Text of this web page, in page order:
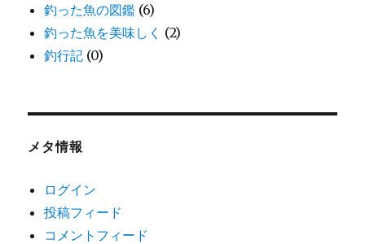
釣った魚の図鑑 (6)
釣った魚を美味しく (2)
釣行記 (0)
メタ情報
ログイン
投稿フィード
コメントフィード